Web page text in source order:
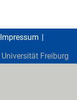
Impressum
Universität Freiburg